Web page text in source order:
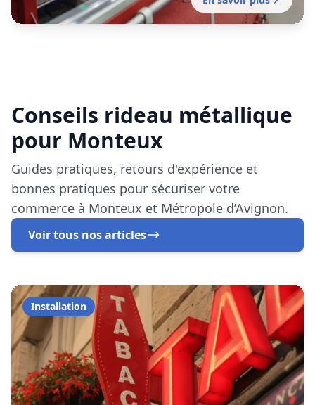
Guides pratiques, retours d'expérience et
bonnes pratiques pour sécuriser votre
Installation
29 octobre 2025
Rideau métallique Monteux : aides
et subventions 2025
Découvrez les aides financières disponibles pour
renforcer la sécurité de votre commerce à Monteux.
En savoir plus